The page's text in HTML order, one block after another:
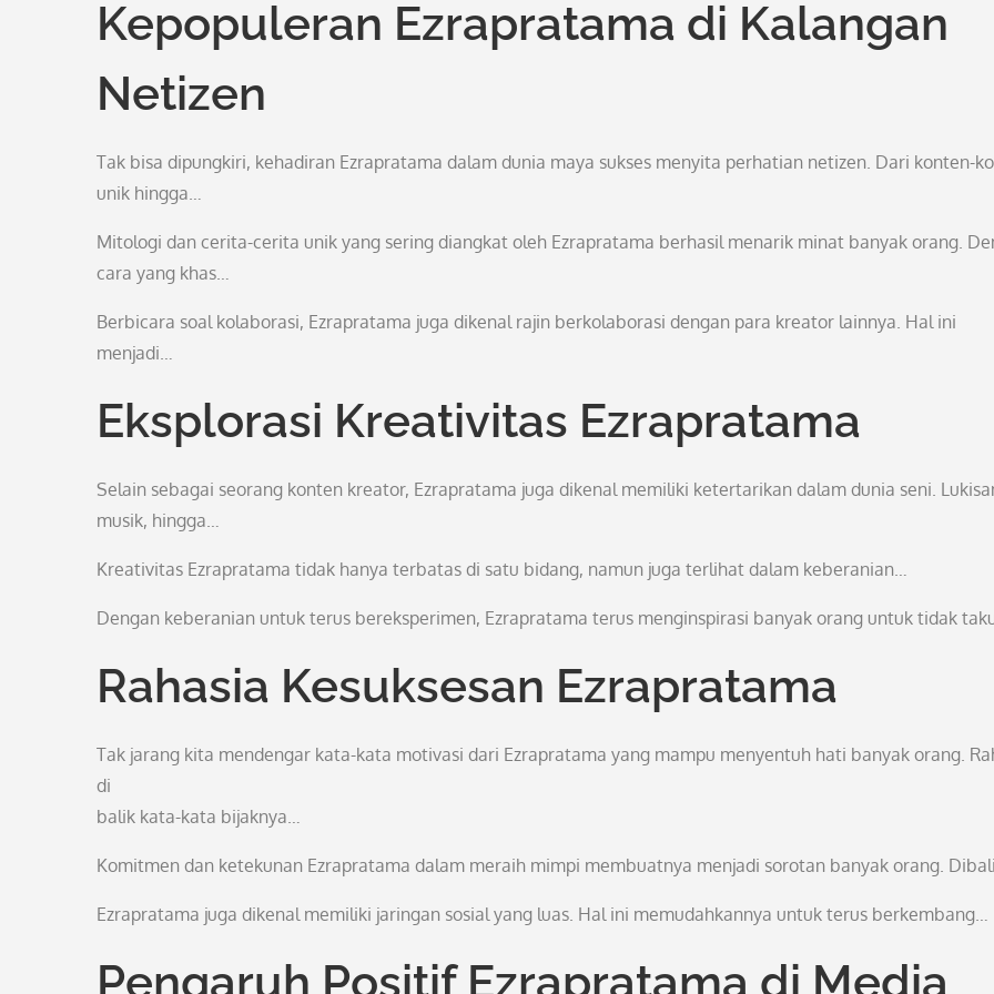
Kepopuleran Ezrapratama di Kalangan
Netizen
Tak bisa dipungkiri, kehadiran Ezrapratama dalam dunia maya sukses menyita perhatian netizen. Dari konten-
unik hingga…
Mitologi dan cerita-cerita unik yang sering diangkat oleh Ezrapratama berhasil menarik minat banyak orang.
cara yang khas…
Berbicara soal kolaborasi, Ezrapratama juga dikenal rajin berkolaborasi dengan para kreator lainnya. Hal ini
menjadi…
Eksplorasi Kreativitas Ezrapratama
Selain sebagai seorang konten kreator, Ezrapratama juga dikenal memiliki ketertarikan dalam dunia seni.
musik, hingga…
Kreativitas Ezrapratama tidak hanya terbatas di satu bidang, namun juga terlihat dalam keberanian…
Dengan keberanian untuk terus bereksperimen, Ezrapratama terus menginspirasi banyak orang untuk tidak
Rahasia Kesuksesan Ezrapratama
Tak jarang kita mendengar kata-kata motivasi dari Ezrapratama yang mampu menyentuh hati banyak orang.
di
balik kata-kata bijaknya…
Komitmen dan ketekunan Ezrapratama dalam meraih mimpi membuatnya menjadi sorotan banyak orang.
Ezrapratama juga dikenal memiliki jaringan sosial yang luas. Hal ini memudahkannya untuk terus berkembang…
Pengaruh Positif Ezrapratama di Media